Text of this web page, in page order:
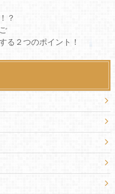
？
る２つのポイント！